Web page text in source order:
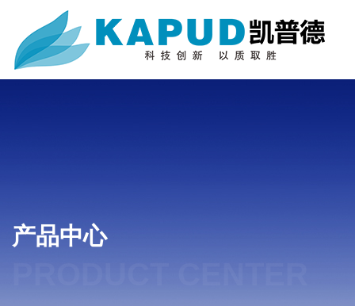
产品中心